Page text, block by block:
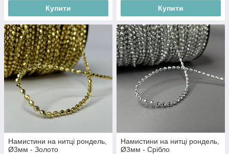
Купити Купити
Намистини на нитці рондель,
Ø3мм - Золото
Намистини на нитці рондель,
Ø3мм - Срібло